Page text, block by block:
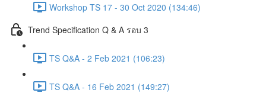
Workshop TS 17 - 30 Oct 2020 (134:46)
Trend Specification Q & A รอบ 3
TS Q&A - 2 Feb 2021 (106:23)
TS Q&A - 16 Feb 2021 (149:27)